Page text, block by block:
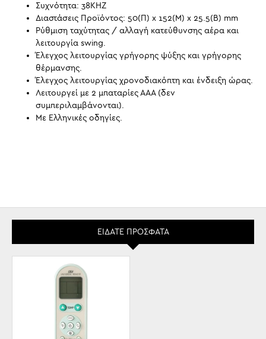
Συχνότητα: 38KHZ
Διαστάσεις Προϊόντος: 50(Π) x 152(Μ) x 25.5(Β) mm
Ρύθμιση ταχύτητας / αλλαγή κατεύθυνσης αέρα και
λειτουργία swing.
Έλεγχος λειτουργίας γρήγορης ψύξης και γρήγορης
θέρμανσης.
Έλεγχος λειτουργίας χρονοδιακόπτη και ένδειξη ώρας.
Λειτουργεί με 2 μπαταρίες ΑΑΑ (δεν
συμπεριλαμβάνονται).
Με Ελληνικές οδηγίες.
ΕΊΔΑΤΕ ΠΡΌΣΦΑΤΑ